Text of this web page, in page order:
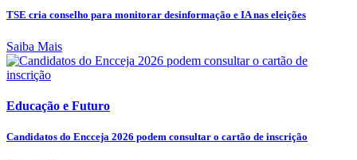
TSE cria conselho para monitorar desinformação e IA nas eleições
Saiba Mais
Educação e Futuro
Candidatos do Encceja 2026 podem consultar o cartão de inscrição